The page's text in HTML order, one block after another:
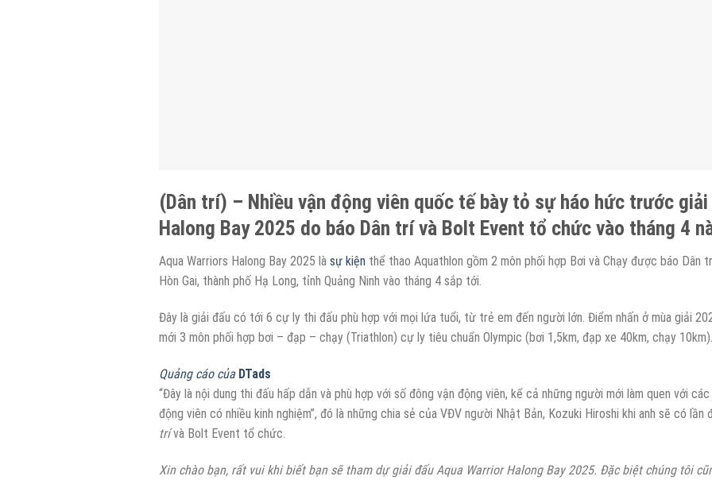
(Dân trí) – Nhiều vận động viên quốc tế bày tỏ sự háo hức trước
Halong Bay 2025 do báo Dân trí và Bolt Event tổ chức vào tháng 4
Aqua Warriors Halong Bay 2025 là sự kiện thể thao Aquathlon gồm 2 môn phối hợp Bơi và Chạy được báo
Hòn Gai, thành phố Hạ Long, tỉnh Quảng Ninh vào tháng 4 sắp tới.
Đây là giải đấu có tới 6 cự ly thi đấu phù hợp với mọi lứa tuổi, từ trẻ em đến người lớn. Điểm nhấn ở mùa giải
mới 3 môn phối hợp bơi – đạp – chạy (Triathlon) cự ly tiêu chuẩn Olympic (bơi 1,5km, đạp xe 40km, chạy 10km).
Quảng cáo của DTads
“Đây là nội dung thi đấu hấp dẫn và phù hợp với số đông vận động viên, kể cả những người mới làm quen với các
động viên có nhiều kinh nghiệm”, đó là những chia sẻ của VĐV người Nhật Bản, Kozuki Hiroshi khi anh sẽ có
trívà Bolt Event tổ chức.
Xin chào bạn, rất vui khi biết bạn sẽ tham dự giải đấu Aqua Warrior Halong Bay 2025. Đặc biệt chúng tôi